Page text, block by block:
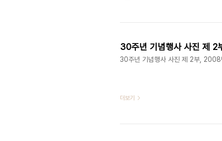
30주년 기념행사 사진 제 2
30주년 기념행사 사진 제 2부, 2008
더보기